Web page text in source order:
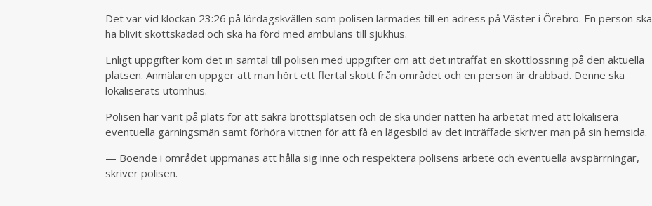
Det var vid klockan 23:26 på lördagskvällen som polisen larmades till en adress på Väster i Örebro. En person ska
ha blivit skottskadad och ska ha förd med ambulans till sjukhus.
Enligt uppgifter kom det in samtal till polisen med uppgifter om att det inträffat en skottlossning på den aktuella
platsen. Anmälaren uppger att man hört ett flertal skott från området och en person är drabbad. Denne ska
lokaliserats utomhus.
Polisen har varit på plats för att säkra brottsplatsen och de ska under natten ha arbetat med att lokalisera
eventuella gärningsmän samt förhöra vittnen för att få en lägesbild av det inträffade skriver man på sin hemsida.
— Boende i området uppmanas att hålla sig inne och respektera polisens arbete och eventuella avspärrningar,
skriver polisen.